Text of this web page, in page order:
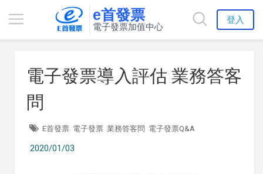
e首發票
電子發票加值中心
登入
電子發票導入評估 業務答客
問
E首發票 電子發票 業務答客問 電子發票Q&A
2020/01/03